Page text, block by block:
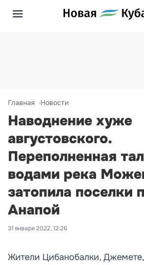
Главная Новости
Наводнение хуже
августовского.
Переполненная
водами река
затопила поселки
Анапой
31 января 2022, 12:26
Жители Цибанобалки,